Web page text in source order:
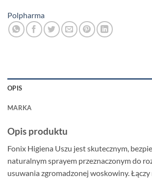
Polpharma
OPIS
MARKA
Opis produktu
Fonix Higiena Uszu jest skutecznym,
naturalnym sprayem przeznaczonym do
usuwania zgromadzonej woskowiny. Łączy